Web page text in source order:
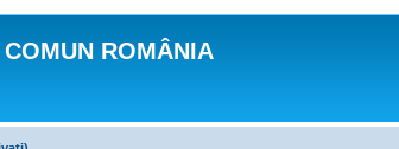
ROMÂNIA